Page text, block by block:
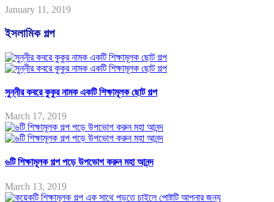
January 11, 2019
ইসলামিক গল্প
সুন্নীর কবরে কুকুর নামক একটি শিক্ষামূলক ছোট গল্প
March 17, 2019
৬টি শিক্ষামূলক গল্প পড়ে উপভোগ করুন মহা আনন্দ
March 13, 2019